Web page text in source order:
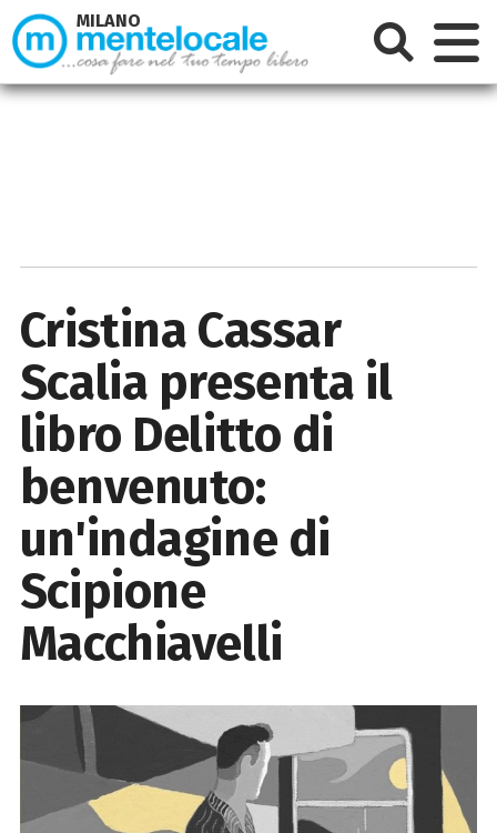
Cristina Cassar
Scalia presenta il
libro Delitto di
benvenuto:
un'indagine di
Scipione
Macchiavelli
MILANO